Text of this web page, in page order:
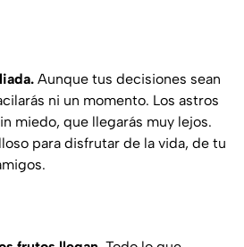
Aunque tus decisiones sean
ni un momento. Los astros
miedo, que llegarás muy lejos.
para disfrutar de la vida, de tu